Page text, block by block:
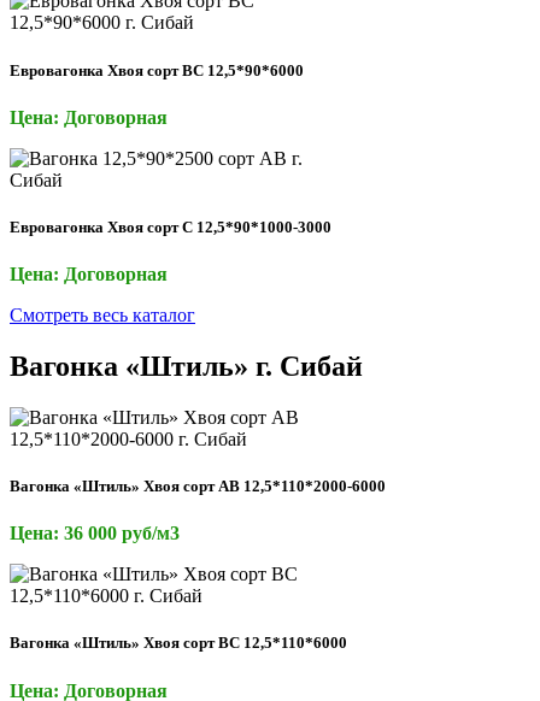
Евровагонка Хвоя сорт ВС 12,5*90*6000
Цена: Договорная
Евровагонка Хвоя сорт С 12,5*90*1000-3000
Цена: Договорная
Смотреть весь каталог
Вагонка «Штиль» г. Сибай
Вагонка «Штиль» Хвоя сорт АВ 12,5*110*2000-6000
Цена: 36 000 руб/м3
Вагонка «Штиль» Хвоя сорт ВС 12,5*110*6000
Цена: Договорная